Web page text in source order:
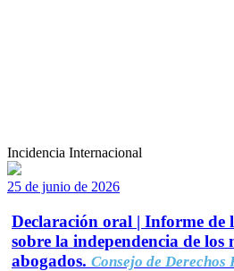
Incidencia Internacional
25 de junio de 2026
Declaración oral | Informe de
sobre la independencia de los
abogados. Consejo de Derechos